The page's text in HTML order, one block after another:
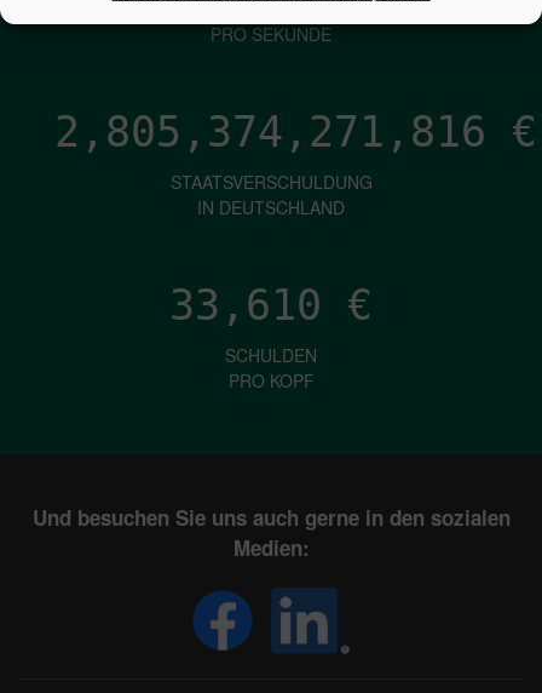
ZINSEN
PRO SEKUNDE
2,805,374,273,086 €
STAATSVERSCHULDUNG
IN DEUTSCHLAND
33,610 €
SCHULDEN
PRO KOPF
Und besuchen Sie uns auch gerne in den sozialen
Medien: